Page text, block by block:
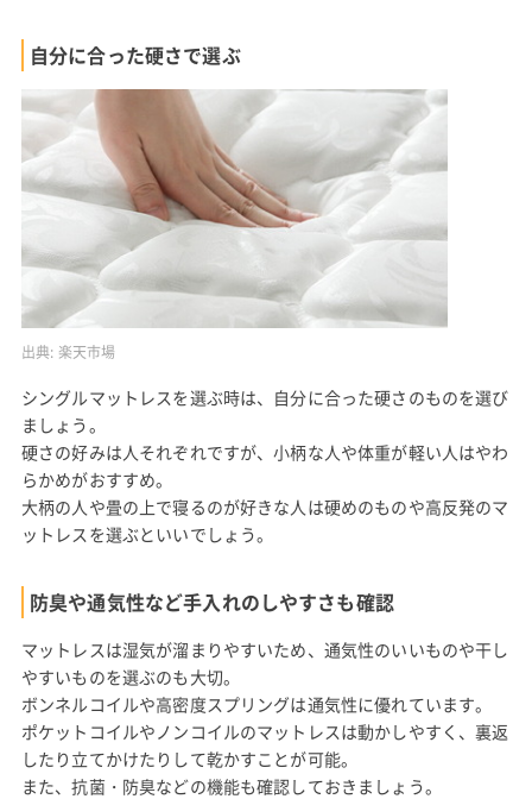
自分に合った硬さで選ぶ
出典: 楽天市場
シングルマットレスを選ぶ時は、自分に合った硬さのものを選び
ましょう。
硬さの好みは人それぞれですが、小柄な人や体重が軽い人はやわ
らかめがおすすめ。
大柄の人や畳の上で寝るのが好きな人は硬めのものや高反発のマ
ットレスを選ぶといいでしょう。
防臭や通気性など手入れのしやすさも確認
マットレスは湿気が溜まりやすいため、通気性のいいものや干し
やすいものを選ぶのも大切。
ボンネルコイルや高密度スプリングは通気性に優れています。
ポケットコイルやノンコイルのマットレスは動かしやすく、裏返
したり立てかけたりして乾かすことが可能。
また、抗菌・防臭などの機能も確認しておきましょう。